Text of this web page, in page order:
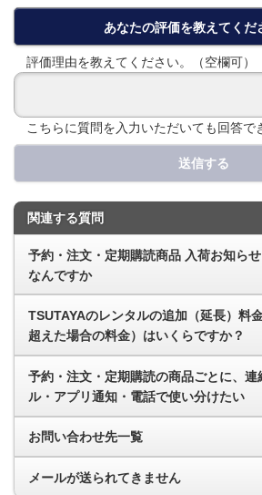
あなたの評価を教えてくだ
評価理由を教えてください。（空欄可）
こちらに質問を入力いただいても回答で
送信する
関連する質問
予約・注文・定期購読商品 入荷お知ら
なんですか
TSUTAYAのレンタルの追加（延長）料
超えた場合の料金）はいくらですか？
予約・注文・定期購読の商品ごとに、連
ル・アプリ通知・電話で使い分けたい
お問い合わせ先一覧
メールが送られてきません